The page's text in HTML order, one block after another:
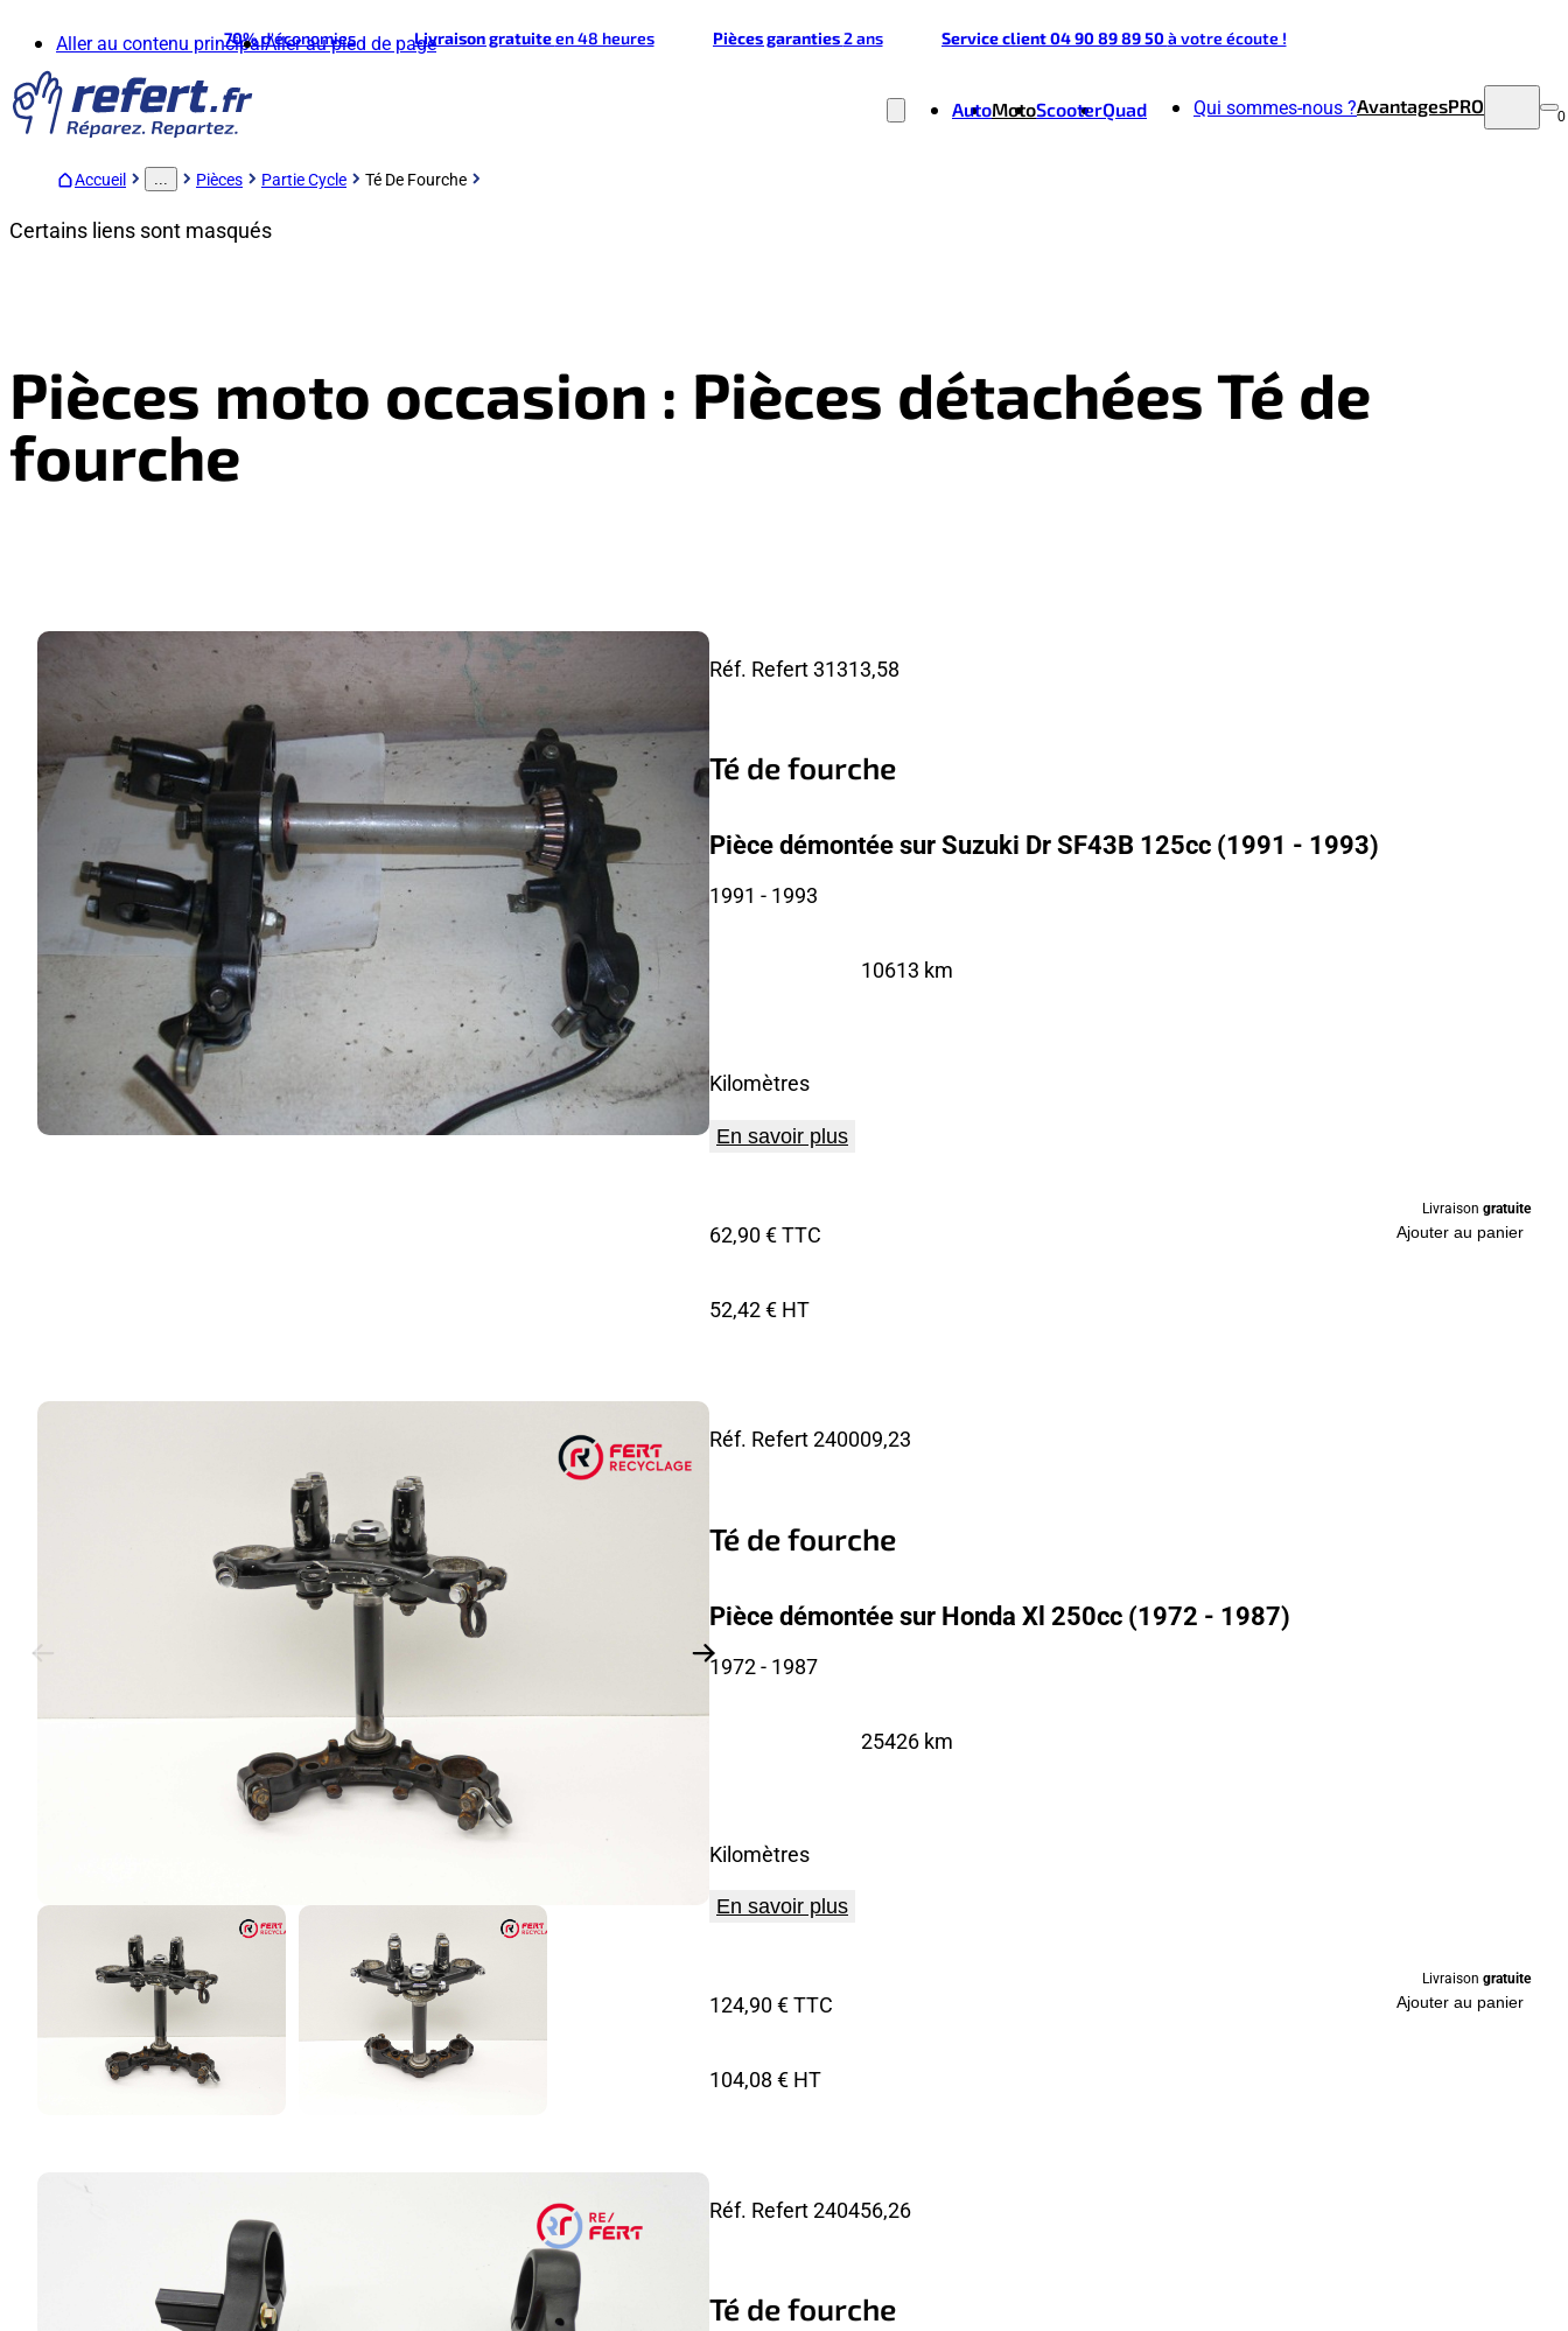
Aller au contenu principalAller au pied de page
70%d'économies Livraison gratuiteen 48 heures Pièces garanties2 ans Service client 04 90 89 89 50à votre écoute !
AutoMotoScooterQuad Qui sommes-nous ?AvantagesPRO 0
Accueil ... Pièces Partie Cycle Té De Fourche
Certains liens sont masqués
Pièces moto occasion : Pièces détachées Té de
fourche
Réf. Refert31313,58
Té de fourche
Pièce démontée sur Suzuki Dr SF43B 125cc (1991 - 1993)
1991 - 1993
Kilomètres
10613 km
En savoir plus
62,90 € TTC
52,42 € HT
Livraison gratuite
Ajouter au panier
Réf. Refert240009,23
Té de fourche
Pièce démontée sur Honda Xl 250cc (1972 - 1987)
1972- 1987
Kilomètres
25426 km
En savoir plus
124,90 € TTC
104,08 € HT
Livraison gratuite
Ajouter au panier
Réf. Refert240456,26
Té de fourche